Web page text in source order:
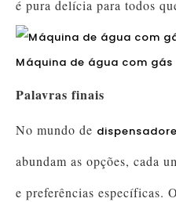
é pura delícia para todos
Máquina de água com
Palavras finais
No mundo de
abundam as opções, cada
e preferências específicas.